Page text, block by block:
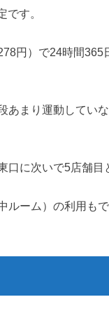
す。
円）で24時間365
あまり運動してい
に次いで5店舗目
ルーム）の利用も